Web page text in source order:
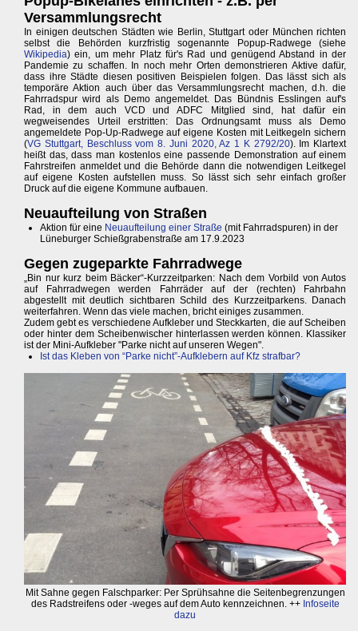
Versammlungsrecht
In einigen deutschen Städten wie Berlin, Stuttgart oder München richten
selbst die Behörden kurzfristig sogenannte Popup-Radwege (siehe
Wikipedia) ein, um mehr Platz für's Rad und genügend Abstand in der
Pandemie zu schaffen. In noch mehr Orten demonstrieren Aktive dafür,
dass ihre Städte diesen positiven Beispielen folgen. Das lässt sich als
temporäre Aktion auch über das Versammlungsrecht machen, d.h. die
Fahrradspur wird als Demo angemeldet. Das Bündnis Esslingen auf's
Rad, in dem auch VCD und ADFC Mitglied sind, hat dafür ein
wegweisendes Urteil erstritten: Das Ordnungsamt muss als Demo
angemeldete Pop-Up-Radwege auf eigene Kosten mit Leitkegeln sichern
(VG Stuttgart, Beschluss vom 8. Juni 2020, Az 1 K 2792/20). Im Klartext
heißt das, dass man kostenlos eine passende Demonstration auf einem
Fahrstreifen anmeldet und die Behörde dann die notwendigen Leitkegel
auf eigene Kosten aufstellen muss. So lässt sich sehr einfach großer
Druck auf die eigene Kommune aufbauen.
Neuaufteilung von Straßen
Aktion für eine Neuaufteilung einer Straße (mit Fahrradspuren) in der
Lüneburger Schießgrabenstraße am 17.9.2023
Gegen zugeparkte Fahrradwege
„Bin nur kurz beim Bäcker“-Kurzzeitparken: Nach dem Vorbild von Autos
auf Fahrradwegen werden Fahrräder auf der (rechten) Fahrbahn
abgestellt mit deutlich sichtbaren Schild des Kurzzeitparkens. Danach
weiterfahren. Wenn das viele machen, bricht einiges zusammen.
Zudem gebt es verschiedene Aufkleber und Steckkarten, die auf Scheiben
oder hinter dem Scheibenwischer hinterlassen werden können. Klassiker
ist der Mini-Aufkleber "Parke nicht auf unseren Wegen".
Ist das Kleben von “Parke nicht”-Aufklebern auf Kfz strafbar?
Mit Sahne gegen Falschparker: Per Sprühsahne die Seitenbegrenzungen
des Radstreifens oder -weges auf dem Auto kennzeichnen. ++ Infoseite
dazu